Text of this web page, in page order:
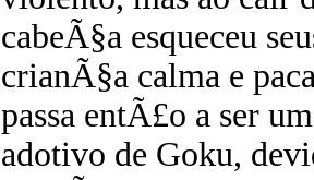
cabeÃ§a esqueceu
crianÃ§a calma e
passa entÃ£o a ser
adotivo de Goku,